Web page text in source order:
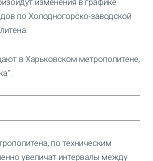
изменения в графике
по Холодногорско-заводской
в Харьковском метрополитене,
по техническим
увеличат интервалы между